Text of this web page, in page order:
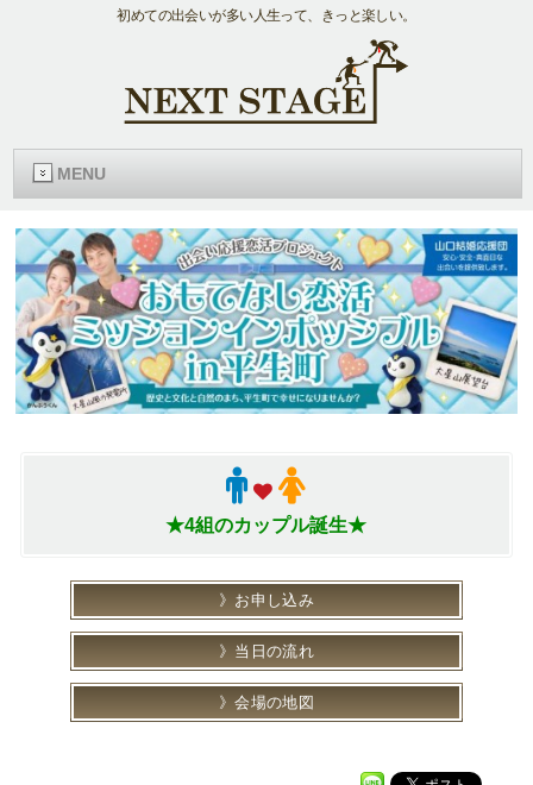
初めての出会いが多い人生って、きっと楽しい。
MENU
★4組のカップル誕生★
お申し込み
当日の流れ
会場の地図